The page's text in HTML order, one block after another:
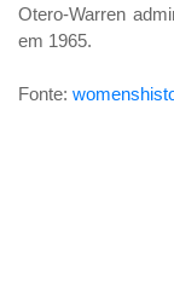
Otero-Warren
em 1965.
Fonte: